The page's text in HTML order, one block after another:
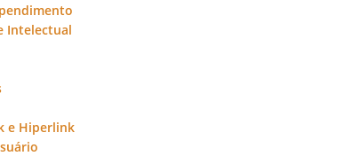
Intelectual
e Hiperlink